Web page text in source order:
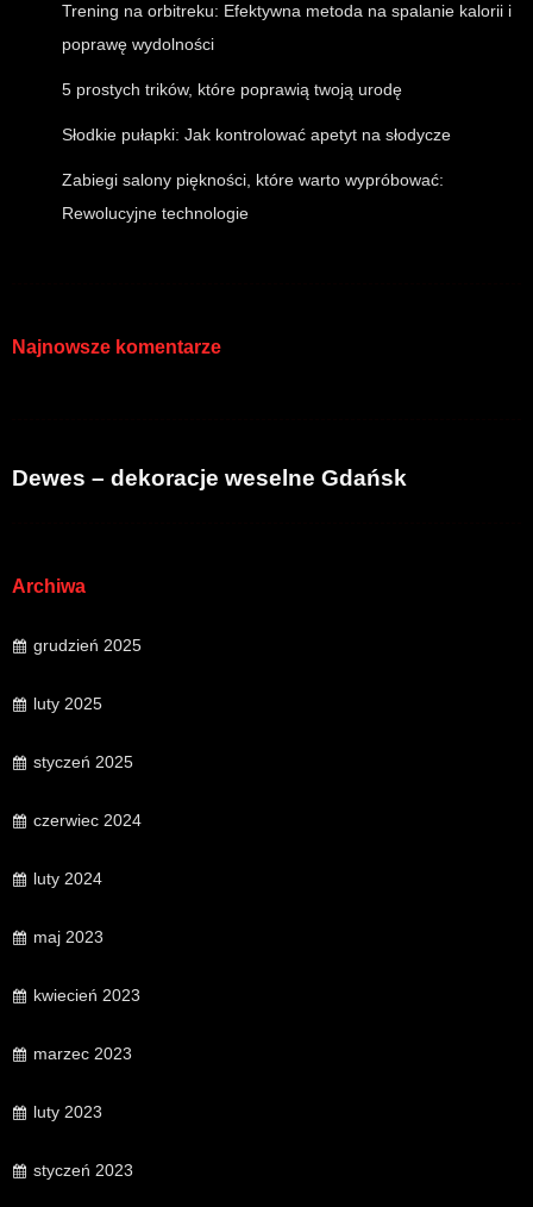
Trening na orbitreku: Efektywna metoda na spalanie kalorii i
poprawę wydolności
5 prostych trików, które poprawią twoją urodę
Słodkie pułapki: Jak kontrolować apetyt na słodycze
Zabiegi salony piękności, które warto wypróbować:
Rewolucyjne technologie
Najnowsze komentarze
Dewes – dekoracje weselne Gdańsk
Archiwa
grudzień 2025
luty 2025
styczeń 2025
czerwiec 2024
luty 2024
maj 2023
kwiecień 2023
marzec 2023
luty 2023
styczeń 2023